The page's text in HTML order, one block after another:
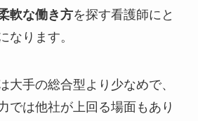
軟な働き方を探す看護師にと
なります。
大手の総合型より少なめで、
では他社が上回る場面もあり